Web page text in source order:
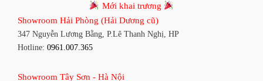
0911.007.365
Showroom Thuận An - Bình Dương
66 đường DT743, An Phú, Thuận An, Bình Dương
27-29 Nguyễn Sỹ Sách, Hưng Bình, TP Vinh, Nghệ An
Hotline:0911.007.365
Showroom Buôn Ma Thuột
Hotline:0961.007.365
Mới khai trương
Showroom Hải Phòng (Hải Dương cũ)
347 Nguyễn Lương Bằng, P.Lê Thanh Nghị, HP
Hotline: 0961.007.365
Showroom Tây Sơn - Hà Nội